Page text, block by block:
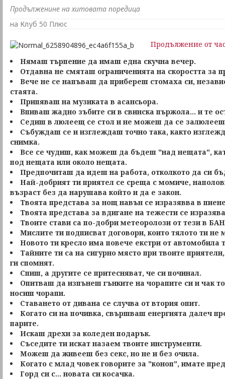
Продълженине на хитовата поредица
на Клуб 50 Плюс
Продължение от
Нямаш търпение да имаш една скучна вечер.
Отдавна не смяташ ограниченията на скоростта за
Вече не се напъваш да прибереш стомаха си,
стаята.
Припяваш на музиката в асансьора.
Впиваш жадно зъбите си в свинска пържола... и те
Седиш в люлеещ се стол и не можеш да се
Събуждаш се и изглеждаш точно така, както
снимка.
Все се чудиш, как можеш да бъдеш "над нещата",
под нещата или около нещата.
Предпочиташ да идеш на работа, отколкото да си
Най-добрият ти приятел се среща с момиче,
възраст без да нарушава който и да е закон.
Твоята представа за нощ навън се изразявва в
Твоята представа за вдигане на тежести се
Твоите стави са по-добри метеоролози от тези в
Мислите ти подписват договори, които тялото ти не
Новото ти кресло има повече екстри от автомобила
Тайните ти са на сигурно място при твоите
ги спомнят.
Спиш, а другите се притесняват, че си починал.
Опитваш да изпънеш гънките на чорапите си и чак
носиш чорапи.
Ставането от дивана се случва от втория опит.
Когато си на почивка, свършваш енергията далеч
парите.
Искаш дрехи за коледен подарък.
Съседите ти искат назаем твоите инструменти.
Можеш да живееш без секс, но не и без очила.
Когато с млад човек говорите за "коноп", имате
Горд си с... новата си косачка.